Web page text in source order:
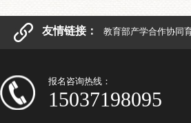
友情链接： 教育部产学合作协同
报名咨询热线：
15037198095